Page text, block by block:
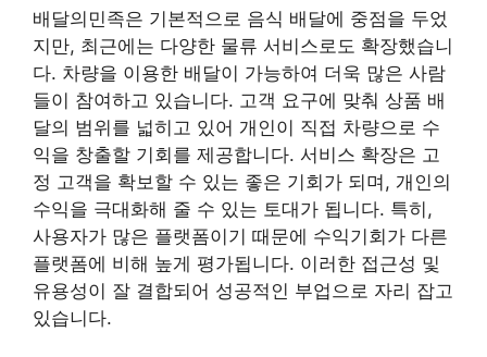
배달의민족은 기본적으로 음식 배달에 중점을 두었
지만, 최근에는 다양한 물류 서비스로도 확장했습니
다. 차량을 이용한 배달이 가능하여 더욱 많은 사람
들이 참여하고 있습니다. 고객 요구에 맞춰 상품 배
달의 범위를 넓히고 있어 개인이 직접 차량으로 수
익을 창출할 기회를 제공합니다. 서비스 확장은 고
정 고객을 확보할 수 있는 좋은 기회가 되며, 개인의
수익을 극대화해 줄 수 있는 토대가 됩니다. 특히,
사용자가 많은 플랫폼이기 때문에 수익기회가 다른
플랫폼에 비해 높게 평가됩니다. 이러한 접근성 및
유용성이 잘 결합되어 성공적인 부업으로 자리 잡고
있습니다.